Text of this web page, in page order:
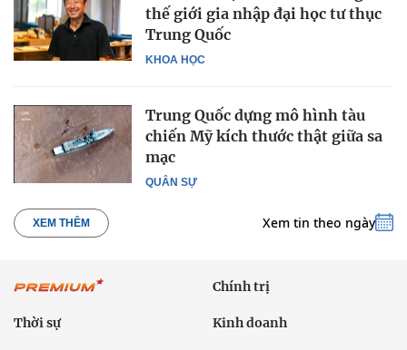
KHOA HỌC
thế giới gia nhập đại học tư thục
Trung Quốc
QUÂN SỰ
Trung Quốc dựng mô hình tàu
chiến Mỹ kích thước thật giữa sa
mạc
XEM THÊM Xem tin theo ngày
Chính trị
Thời sự Kinh doanh